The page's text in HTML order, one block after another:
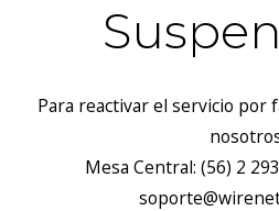
Para reactivar el servicio por
Mesa Central: (56) 2